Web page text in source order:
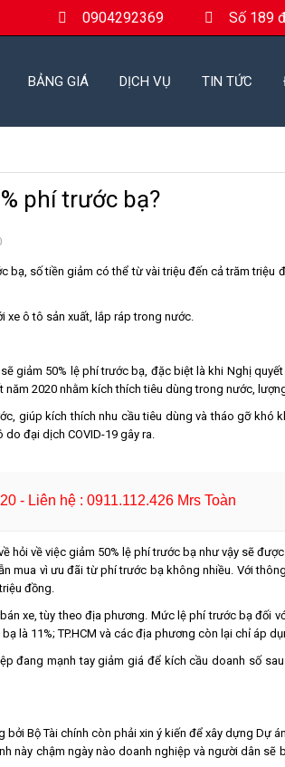
0904292369 Số 189
BẢNG GIÁ DỊCH VỤ TIN TỨC
phí trước bạ?
số tiền giảm có thể từ vài triệu đến cả trăm triệu
xe ô tô sản xuất, lắp ráp trong nước.
giảm 50% lệ phí trước bạ, đặc biệt là khi Nghị
2020 nhằm kích thích tiêu dùng trong nước,
giúp kích thích nhu cầu tiêu dùng và tháo gỡ khó
đại dịch COVID-19 gây ra.
- Liên hệ : 0911.112.426 Mrs Toàn
hỏi về việc giảm 50% lệ phí trước bạ như vậy sẽ
mua vì ưu đãi từ phí trước bạ không nhiều. Với
đồng.
xe, tùy theo địa phương. Mức lệ phí trước bạ đối
là 11%; TP.HCM và các địa phương còn lại chỉ áp
đang mạnh tay giảm giá để kích cầu doanh số
Bộ Tài chính còn phải xin ý kiến để xây dựng Dự
này chậm ngày nào doanh nghiệp và người dân